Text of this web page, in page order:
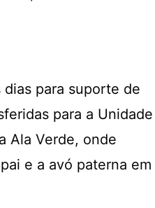
para suporte de
para a Unidade
Ala Verde, onde
e a avó paterna em